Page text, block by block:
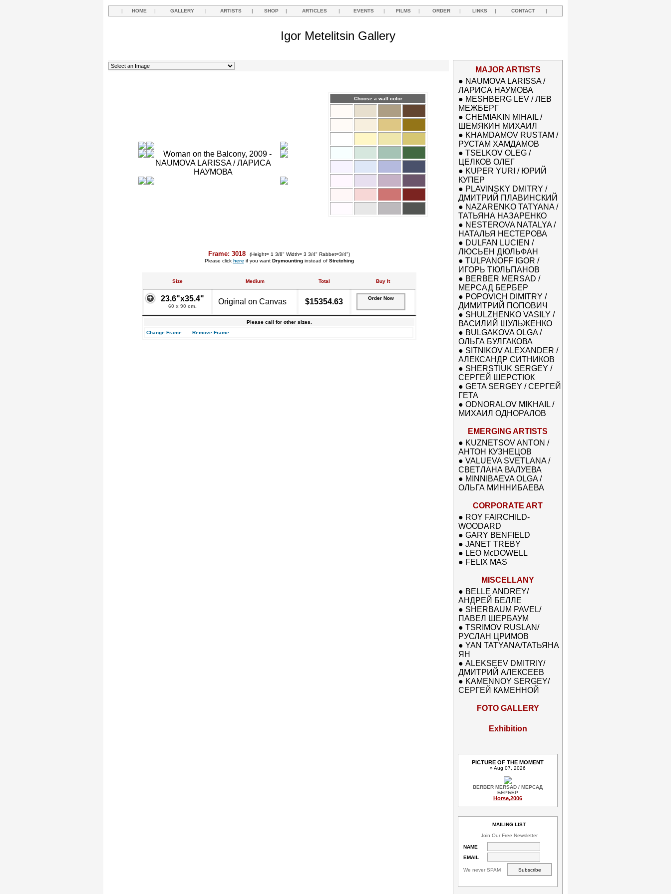
| HOME | GALLERY | ARTISTS | SHOP | ARTICLES | EVENTS | FILMS | ORDER | LINKS | CONTACT |
Igor Metelitsin Gallery
Choose a wall color
Frame: 3018
(Height= 1 3/8" Width= 3 3/4" Rabbet=3/4")
Please click hereif you want Drymountinginstead of Stretching
Size Medium Total Buy It
23.6"x35.4"
60 x 90 cm.
Original on Canvas $15354.63 Order Now
Please call for other sizes.
Change Frame
Remove Frame
MAJOR ARTISTS
● NAUMOVA LARISSA /
ЛАРИСА НАУМОВА
● MESHBERG LEV / ЛЕВ
МЕЖБЕРГ
● CHEMIAKIN MIHAIL /
ШЕМЯКИН МИХАИЛ
● KHAMDAMOV RUSTAM /
РУСТАМ ХАМДАМОВ
● TSELKOV OLEG /
ЦЕЛКОВ ОЛЕГ
● KUPER YURI / ЮРИЙ
КУПЕР
● PLAVINSKY DMITRY /
ДМИТРИЙ ПЛАВИНСКИЙ
● NAZARENKO TATYANA /
ТАТЬЯНА НАЗАРЕНКО
● NESTEROVA NATALYA /
НАТАЛЬЯ НЕСТЕРОВА
● DULFAN LUCIEN /
ЛЮСЬЕН ДЮЛЬФАН
● TULPANOFF IGOR /
ИГОРЬ ТЮЛЬПАНОВ
● BERBER MERSAD /
МЕРСАД БЕРБЕР
● POPOVICH DIMITRY /
ДИМИТРИЙ ПОПОВИЧ
● SHULZHENKO VASILY /
ВАСИЛИЙ ШУЛЬЖЕНКО
● BULGAKOVA OLGA /
ОЛЬГА БУЛГАКОВА
● SITNIKOV ALEXANDER /
АЛЕКСАНДР СИТНИКОВ
● SHERSTIUK SERGEY /
СЕРГЕЙ ШЕРСТЮК
● GETA SERGEY / СЕРГЕЙ
ГЕТА
● ODNORALOV MIKHAIL /
МИХАИЛ ОДНОРАЛОВ
EMERGING ARTISTS
● KUZNETSOV ANTON /
АНТОН КУЗНЕЦОВ
● VALUEVA SVETLANA /
СВЕТЛАНА ВАЛУЕВА
● MINNIBAEVA OLGA /
ОЛЬГА МИННИБАЕВА
CORPORATE ART
● ROY FAIRCHILD-
WOODARD
● GARY BENFIELD
● JANET TREBY
● LEO McDOWELL
● FELIX MAS
MISCELLANY
● BELLE ANDREY/
АНДРЕЙ БЕЛЛЕ
● SHERBAUM PAVEL/
ПАВЕЛ ШЕРБАУМ
● TSRIMOV RUSLAN/
РУСЛАН ЦРИМОВ
● YAN TATYANA/ТАТЬЯНА
ЯН
● ALEKSEEV DMITRIY/
ДМИТРИЙ АЛЕКСЕЕВ
● KAMENNOY SERGEY/
СЕРГЕЙ КАМЕННОЙ
FOTO GALLERY
Exhibition
PICTURE OF THE MOMENT
» Aug 07, 2026
BERBER MERSAD / МЕРСАД
БЕРБЕР
Horse,2006
MAILING LIST
Join Our Free Newsletter
NAME
EMAIL
We never SPAM